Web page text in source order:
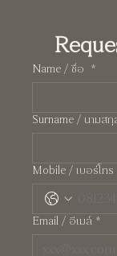
Pearl บ้านส
Name / ชื่อ *
Surname / นามสกุ
Mobile / เบอร์โทร
Email / อีเมล์ *